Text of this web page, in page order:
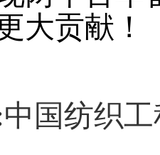
大贡献！
国纺织